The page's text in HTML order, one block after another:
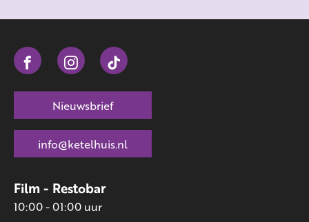
Film - Restobar
10:00 - 01:00 uur
Nieuwsbrief
info@ketelhuis.nl